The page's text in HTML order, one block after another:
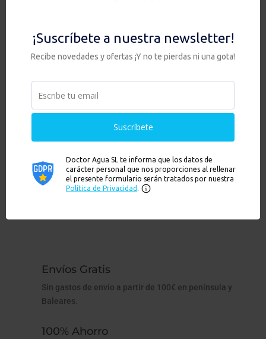
No se encontraron
resultados
la entrada.
Envíos Gratis
Sin gastos de envío a partir de 100€ en península y
Baleares.
100% Ahorro